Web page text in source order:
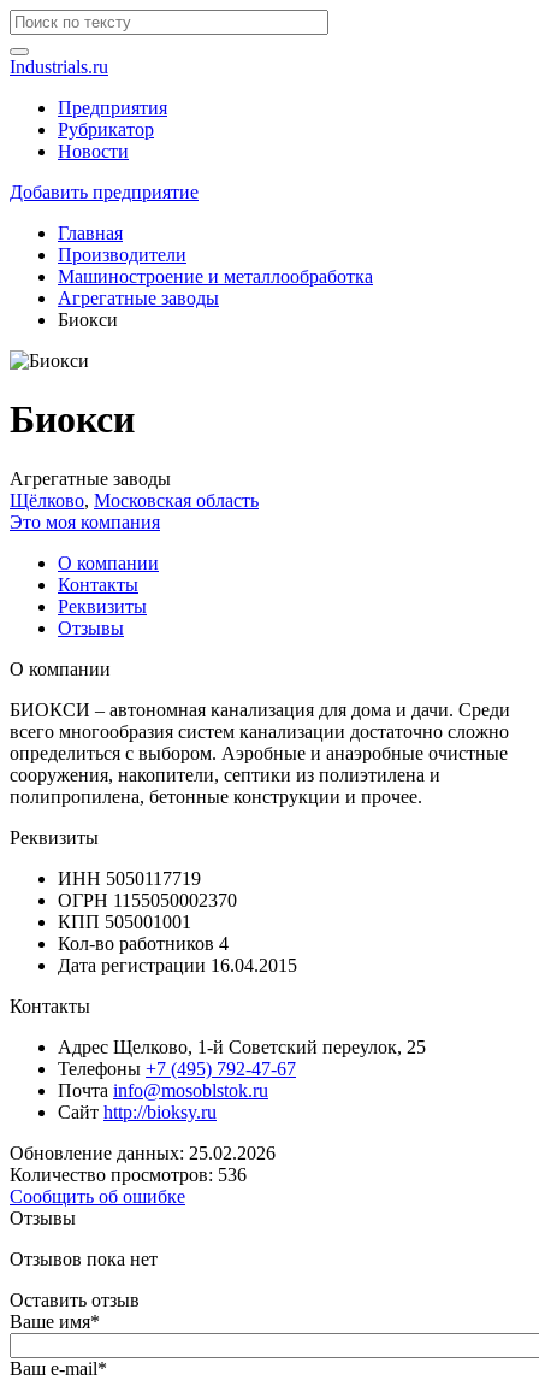
Industrials.ru
Предприятия
Рубрикатор
Новости
Добавить предприятие
Главная
Производители
Машиностроение и металлообработка
Агрегатные заводы
Биокси
Биокси
Агрегатные заводы
Щёлково, Московская область
Это моя компания
О компании
Контакты
Реквизиты
Отзывы
О компании
БИОКСИ – автономная канализация для дома и дачи. Среди
всего многообразия систем канализации достаточно сложно
определиться с выбором. Аэробные и анаэробные очистные
сооружения, накопители, септики из полиэтилена и
полипропилена, бетонные конструкции и прочее.
Реквизиты
ИНН 5050117719
ОГРН 1155050002370
КПП 505001001
Кол-во работников 4
Дата регистрации 16.04.2015
Контакты
Адрес Щелково, 1-й Советский переулок, 25
Телефоны +7 (495) 792-47-67
Почта info@mosoblstok.ru
Сайт http://bioksy.ru
Обновление данных: 25.02.2026
Количество просмотров: 536
Сообщить об ошибке
Отзывы
Отзывов пока нет
Оставить отзыв
Ваше имя*
Ваш e-mail*